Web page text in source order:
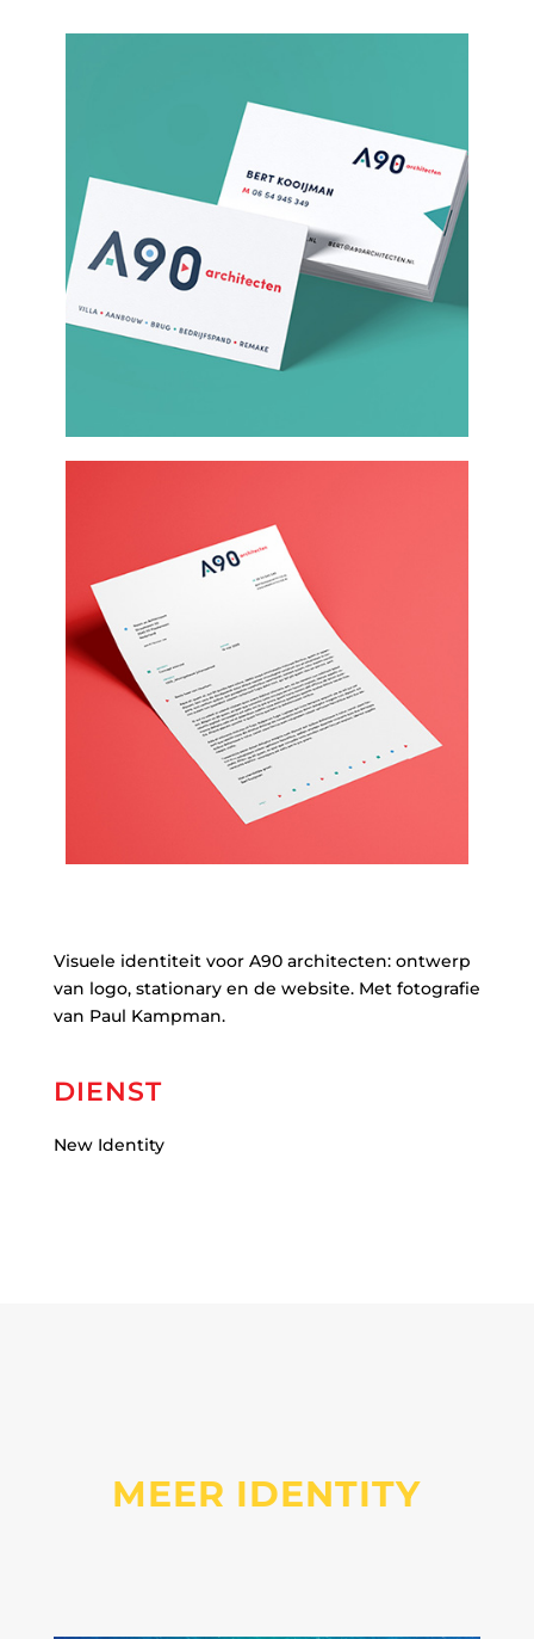
Visuele identiteit voor A90 architecten: ontwerp
van logo, stationary en de website. Met fotografie
van Paul Kampman.
DIENST
New Identity
MEER IDENTITY